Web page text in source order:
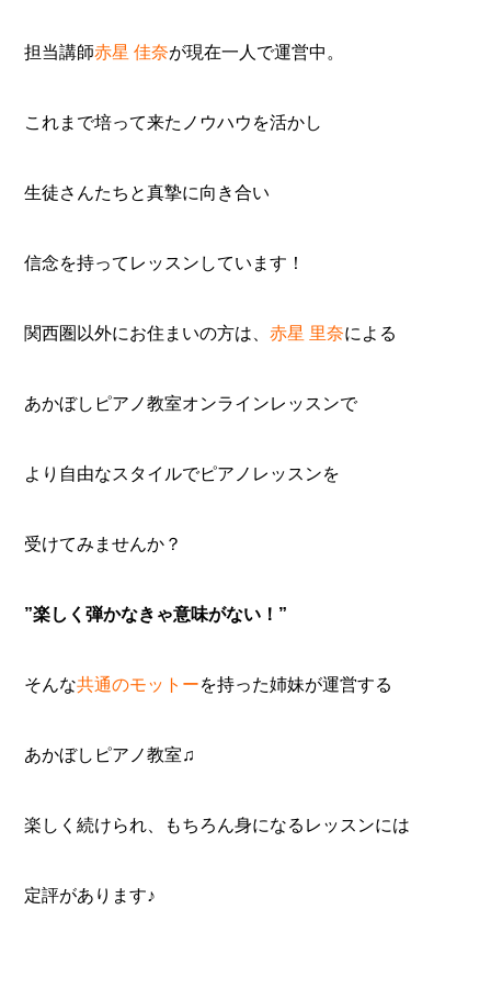
担当講師赤星 佳奈が現在一人で運営中。
これまで培って来たノウハウを活かし
生徒さんたちと真摯に向き合い
信念を持ってレッスンしています！
関西圏以外にお住まいの方は、赤星 里奈による
あかぼしピアノ教室オンラインレッスンで
より自由なスタイルでピアノレッスンを
受けてみませんか？
”楽しく弾かなきゃ意味がない！”
そんな共通のモットーを持った姉妹が運営する
あかぼしピアノ教室♫
楽しく続けられ、もちろん身になるレッスンには
定評があります♪